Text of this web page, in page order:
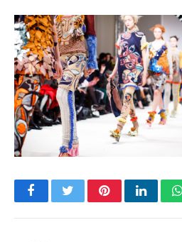
FacebookTwitterPinterest